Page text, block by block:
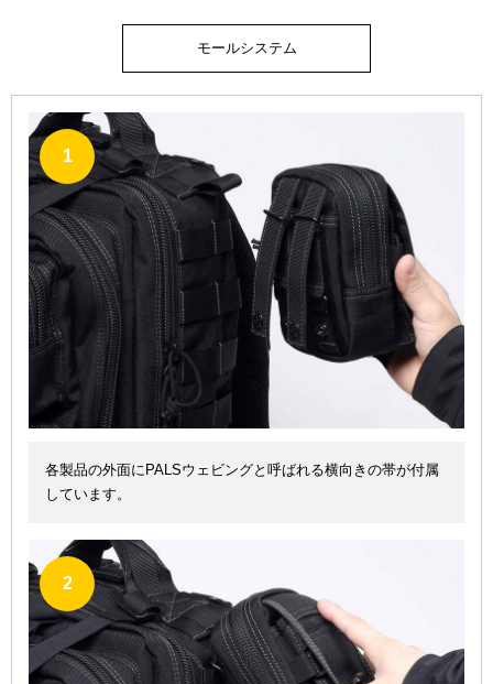
モールシステム
1
各製品の外面にPALSウェビングと呼ばれる横向きの帯が付属
しています。
2